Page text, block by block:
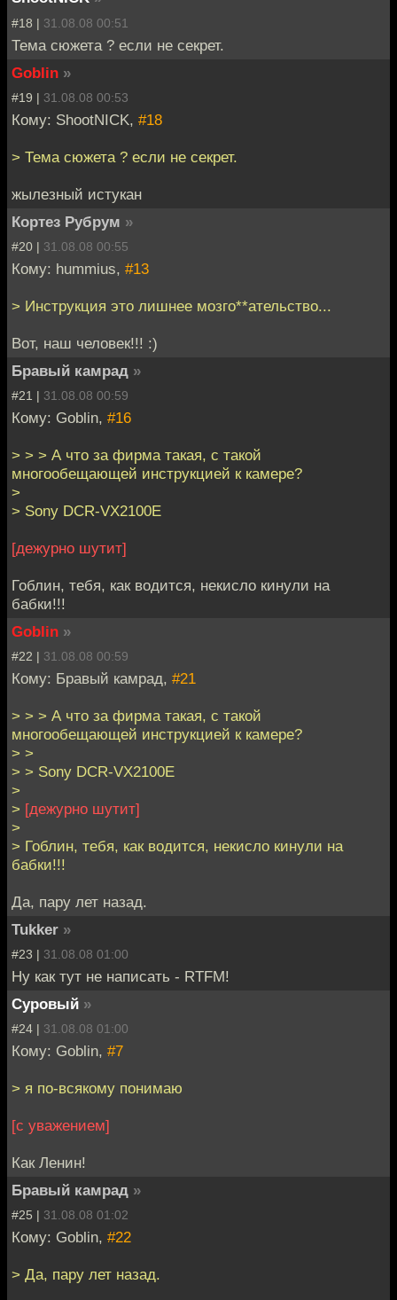
#18 | 31.08.08 00:51
Тема сюжета ? если не секрет.
Goblin »
#19 | 31.08.08 00:53
Кому: ShootNICK, #18
> Тема сюжета ? если не секрет.
жылезный истукан
Кортез Рубрум »
#20 | 31.08.08 00:55
Кому: hummius, #13
> Инструкция это лишнее мозго**ательство...
Вот, наш человек!!! :)
Бравый камрад »
#21 | 31.08.08 00:59
Кому: Goblin, #16
> > > А что за фирма такая, с такой
многообещающей инструкцией к камере?
>
> Sony DCR-VX2100E
[дежурно шутит]
Гоблин, тебя, как водится, некисло кинули на
бабки!!!
Goblin »
#22 | 31.08.08 00:59
Кому: Бравый камрад, #21
> > > А что за фирма такая, с такой
многообещающей инструкцией к камере?
> >
> > Sony DCR-VX2100E
>
> [дежурно шутит]
>
> Гоблин, тебя, как водится, некисло кинули на
бабки!!!
Да, пару лет назад.
Tukker »
#23 | 31.08.08 01:00
Ну как тут не написать - RTFM!
Суровый »
#24 | 31.08.08 01:00
Кому: Goblin, #7
> я по-всякому понимаю
[с уважением]
Как Ленин!
Бравый камрад »
#25 | 31.08.08 01:02
Кому: Goblin, #22
> Да, пару лет назад.